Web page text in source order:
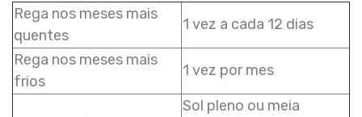
Rega nos meses mais
quentes
1 vez a cada 12 dias
Rega nos meses mais
frios
1 vez por mes
Sol pleno ou meia